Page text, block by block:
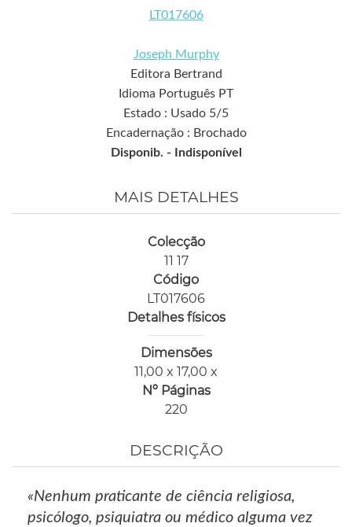
LT017606
Joseph Murphy
Editora Bertrand
Idioma Português PT
Estado : Usado 5/5
Encadernação : Brochado
Disponib. -
Indisponível
MAIS DETALHES
Colecção
11 17
Código
LT017606
Detalhes físicos
Dimensões
11,00 x 17,00 x
Nº Páginas
220
DESCRIÇÃO
«Nenhum praticante de ciência religiosa,
psicólogo, psiquiatra ou médico alguma vez